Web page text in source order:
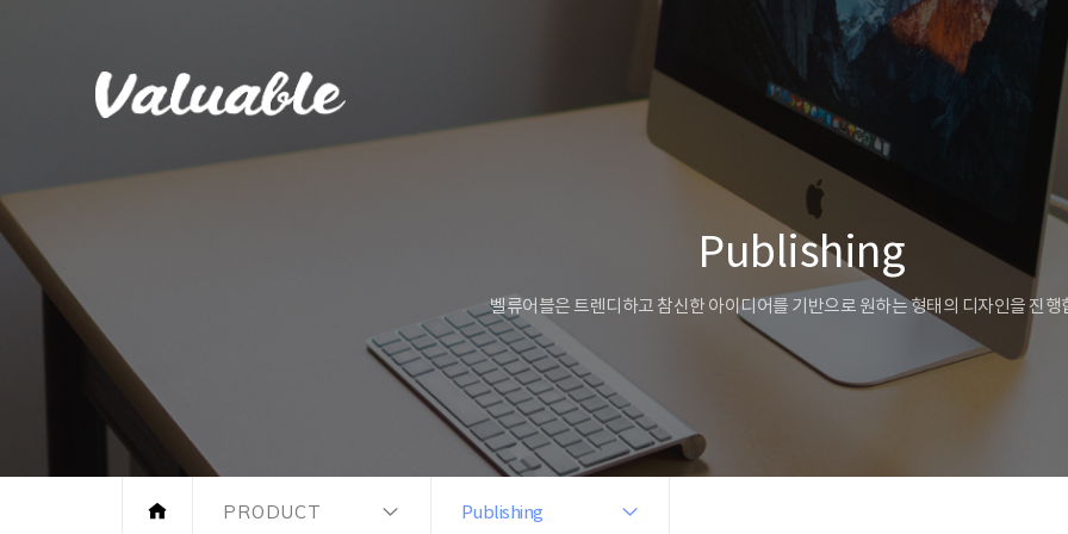
Publishing
벨류어블은 트렌디하고 참신한 아이디어를 기반으로 원하는 형태의 디자인을 진행
PRODUCT Publishing